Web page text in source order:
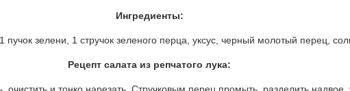
Ингредиенты:
пучок зелени, 1 стручок зеленого перца, уксус, черный молотый перец,
Рецепт салата из репчатого лука: